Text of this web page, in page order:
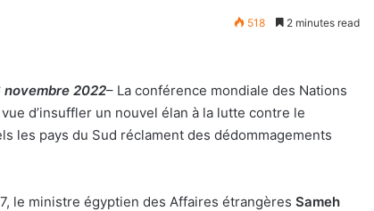
518 2 minutes read
novembre 2022– La conférence mondiale des Nations
d’insuffler un nouvel élan à la lutte contre le
les pays du Sud réclament des dédommagements
le ministre égyptien des Affaires étrangères Sameh